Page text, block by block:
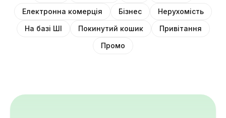
Електронна комерція
Бізнес
Нерухомість
На базі ШІ
Покинутий кошик
Привітання
Промо